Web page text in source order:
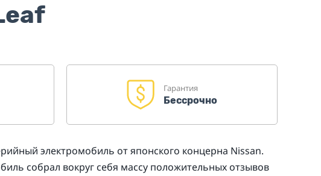
Гарантия
Бессрочно
электромобиль от японского концерна Nissan.
собрал вокруг себя массу положительных отзывов